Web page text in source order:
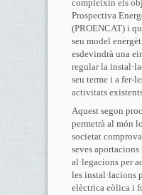
compleixin els
Prospectiva
(PROENCAT) i
seu model
esdevindrà una
regular la
seu terme i a fer-
activitats
Aquest segon
permetrà al món
societat
seves aportacions
al·legacions per
les instal·lacions
elèctrica eòlica i